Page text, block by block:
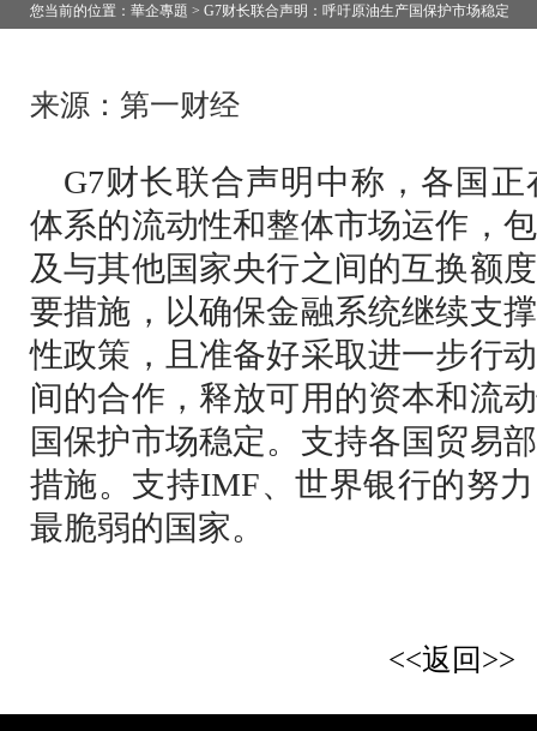
您当前的位置：華企專題 > G7财长联合声明：呼吁原油生产国保护市场稳定
来源：第一财经
G7财长联合声明中称，各国
体系的流动性和整体市场运作，
及与其他国家央行之间的互换额
要措施，以确保金融系统继续支
性政策，且准备好采取进一步行
间的合作，释放可用的资本和流
国保护市场稳定。支持各国贸易
措施。支持IMF、世界银行的努
最脆弱的国家。
<<返回>>